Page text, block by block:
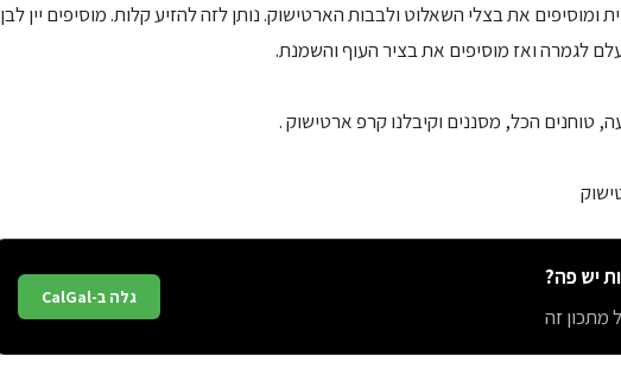
את בצלי השאלוט ולבבות הארטישוק. נותן לזה להזיע קלות. מוסיפים יין לבן
לגמרה ואז מוסיפים את בציר העוף והשמנת.
טוחנים הכל, מסננים וקיבלנו קרפ ארטישוק .
יש פה?
מתכון זה
גלה ב-CalGal